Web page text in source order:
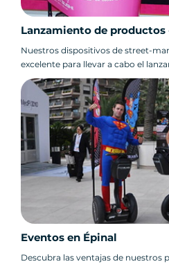
Lanzamiento de productos
Nuestros dispositivos de street-
excelente para llevar a cabo el
Eventos en Épinal
Descubra las ventajas de nuestros